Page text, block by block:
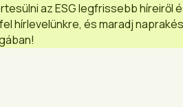
az ESG legfrissebb híreiről
hírlevelünkre, és maradj